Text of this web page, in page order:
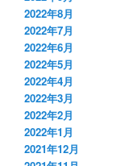
2022年8月
2022年7月
2022年6月
2022年5月
2022年4月
2022年3月
2022年2月
2022年1月
2021年12月